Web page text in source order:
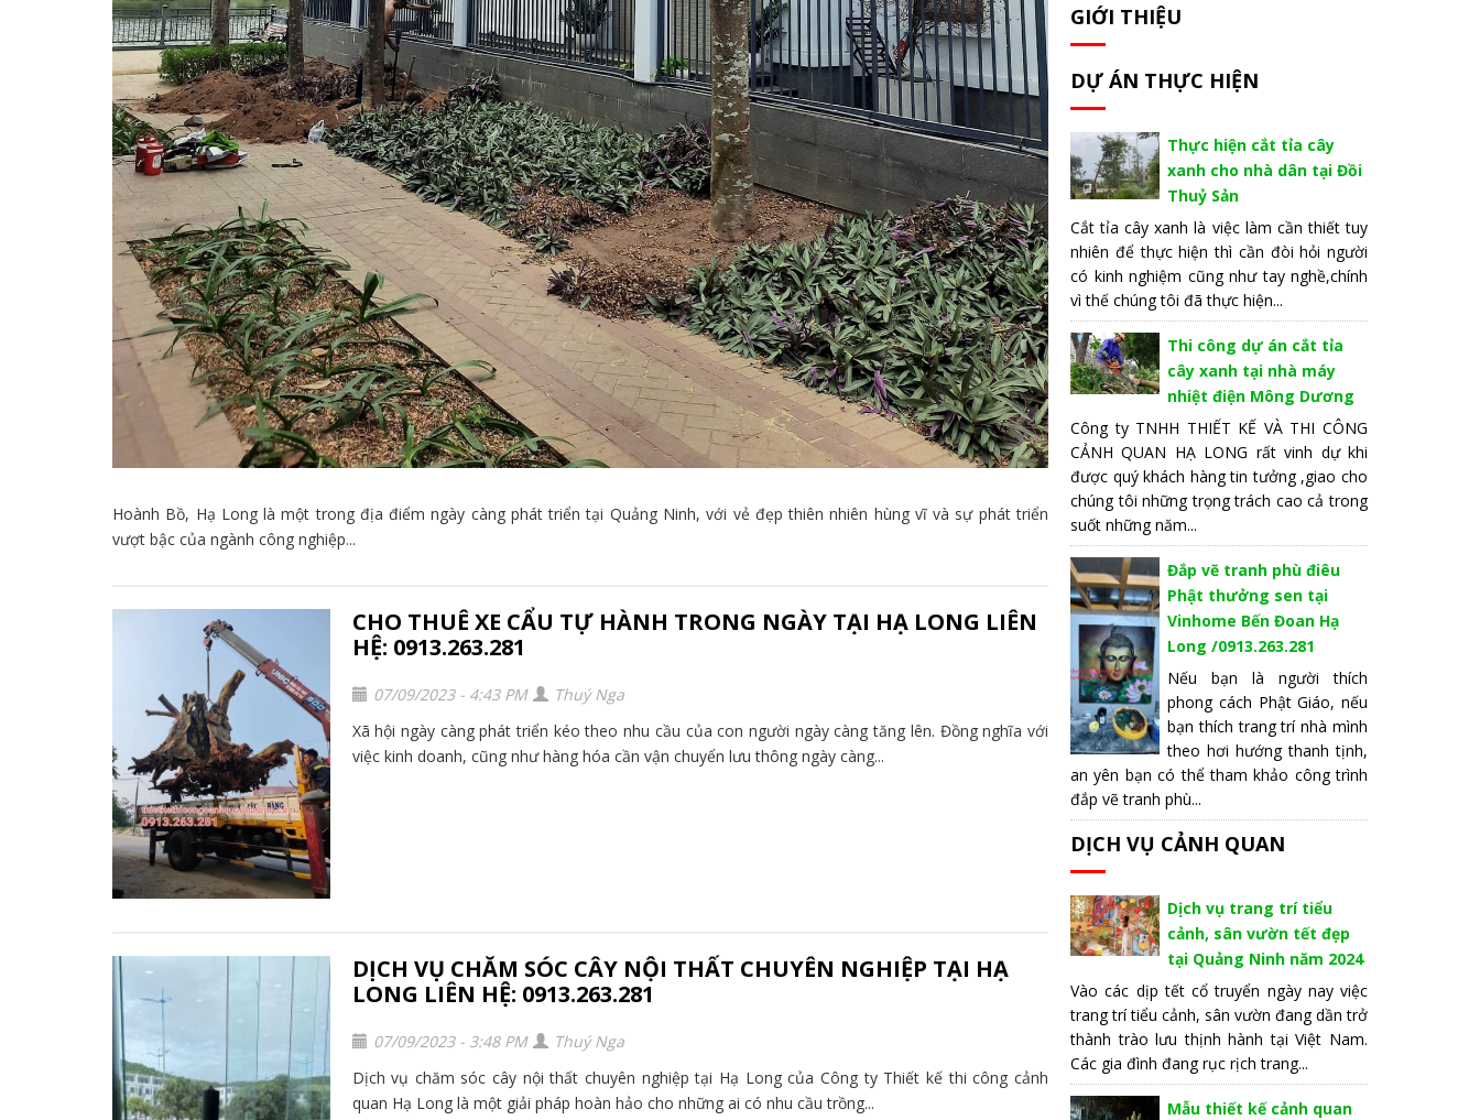
Hoành Bồ, Hạ Long là một trong địa điểm ngày càng phát triển tại Quảng Ninh, với vẻ đẹp thiên nhiên hùng vĩ và sự phát triển
vượt bậc của ngành công nghiệp...
CHO THUÊ XE CẨU TỰ HÀNH TRONG NGÀY TẠI HẠ LONG LIÊN
HỆ: 0913.263.281
07/09/2023 - 4:43 PM
Thuý Nga
Xã hội ngày càng phát triển kéo theo nhu cầu của con người ngày càng tăng lên. Đồng nghĩa với
việc kinh doanh, cũng như hàng hóa cần vận chuyển lưu thông ngày càng...
DỊCH VỤ CHĂM SÓC CÂY NỘI THẤT CHUYÊN NGHIỆP TẠI HẠ
LONG LIÊN HỆ: 0913.263.281
07/09/2023 - 3:48 PM
Thuý Nga
Dịch vụ chăm sóc cây nội thất chuyên nghiệp tại Hạ Long của Công ty Thiết kế thi công cảnh
quan Hạ Long là một giải pháp hoàn hảo cho những ai có nhu cầu trồng...
GIỚI THIỆU
DỰ ÁN THỰC HIỆN
Thực hiện cắt tỉa cây
xanh cho nhà dân tại Đồi
Thuỷ Sản
Cắt tỉa cây xanh là việc làm cần thiết tuy
nhiên để thực hiện thì cần đòi hỏi người
có kinh nghiệm cũng như tay nghề,chính
vì thế chúng tôi đã thực hiện...
Thi công dự án cắt tỉa
cây xanh tại nhà máy
nhiệt điện Mông Dương
Công ty TNHH THIẾT KẾ VÀ THI CÔNG
CẢNH QUAN HẠ LONG rất vinh dự khi
được quý khách hàng tin tưởng ,giao cho
chúng tôi những trọng trách cao cả trong
suốt những năm...
Đắp vẽ tranh phù điêu
Phật thưởng sen tại
Vinhome Bến Đoan Hạ
Long /0913.263.281
Nếu bạn là người thích
phong cách Phật Giáo, nếu
bạn thích trang trí nhà mình
theo hơi hướng thanh tịnh,
an yên bạn có thể tham khảo công trình
đắp vẽ tranh phù...
DỊCH VỤ CẢNH QUAN
Dịch vụ trang trí tiểu
cảnh, sân vườn tết đẹp
tại Quảng Ninh năm 2024
Vào các dịp tết cổ truyển ngày nay việc
trang trí tiểu cảnh, sân vườn đang dần trở
thành trào lưu thịnh hành tại Việt Nam.
Các gia đình đang rục rịch trang...
Mẫu thiết kế cảnh quan